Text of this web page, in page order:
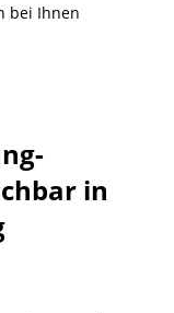
bei Ihnen
in